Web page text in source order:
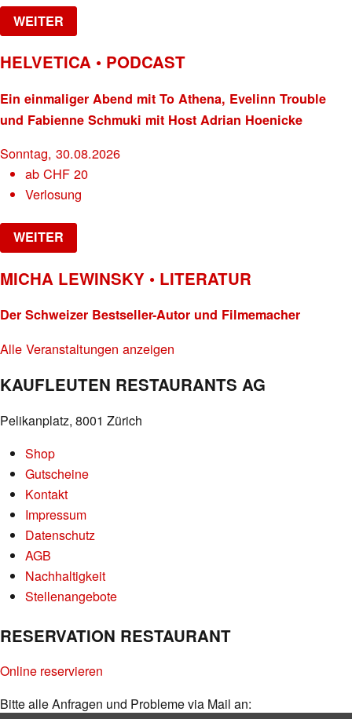
WEITER
HELVETICA • PODCAST
Ein einmaliger Abend mit To Athena, Evelinn Trouble
und Fabienne Schmuki mit Host Adrian Hoenicke
Sonntag, 30.08.2026
abCHF 20
Verlosung
WEITER
MICHA LEWINSKY • LITERATUR
Der Schweizer Bestseller-Autor und Filmemacher
Alle Veranstaltungen anzeigen
KAUFLEUTEN RESTAURANTS AG
Pelikanplatz, 8001 Zürich
Shop
Gutscheine
Kontakt
Impressum
Datenschutz
AGB
Nachhaltigkeit
Stellenangebote
RESERVATION RESTAURANT
Online reservieren
Bitte alle Anfragen und Probleme via Mail an: